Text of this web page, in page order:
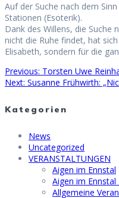
Auf der Suche nach dem
Stationen (Esoterik).
Dank des Willens, die Suche
nicht die Ruhe findet, hat
Elisabeth, sondern für die
Previous: Previous
post:
Torsten Uwe
Next: Next
Susanne Frühwirth:
Kategorien
News
Uncategorized
VERANSTALTUNGEN
Aigen im Ennstal
Aigen im
Allgemeine